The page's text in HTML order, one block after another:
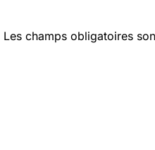
Les champs obligatoires